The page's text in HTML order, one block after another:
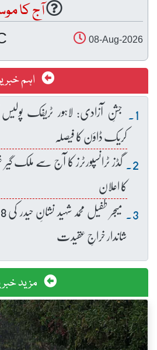
آج کا
08-Aug-2026
اہم
جشنِ آزادی: لاہور ٹریفک
کریک ڈاؤن کا فیصلہ
گڈز ٹرانسپورٹرز کا آج سے ملک
کا اعلان
شاندار خراجِ عقیدت
مزید